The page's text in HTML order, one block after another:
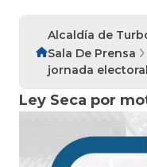
Alcaldía de
Sala De Prensa
jornada electoral
Ley Seca por